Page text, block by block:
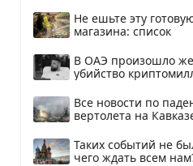
Не ешьте эту
магазина: список
В ОАЭ произошло
убийство
Все новости по
вертолета на
Таких событий не
чего ждать всем